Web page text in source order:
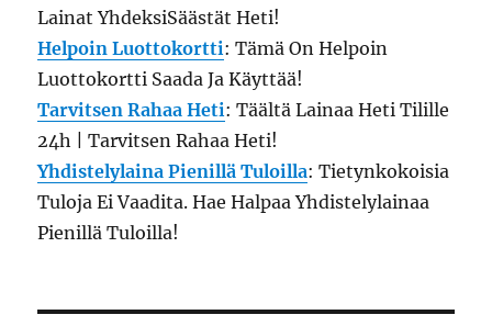
Lainat YhdeksiSäästät Heti!
Helpoin Luottokortti: Tämä On Helpoin
Luottokortti Saada Ja Käyttää!
Tarvitsen Rahaa Heti: Täältä Lainaa Heti Tilille
24h | Tarvitsen Rahaa Heti!
Yhdistelylaina Pienillä Tuloilla: Tietynkokoisia
Tuloja Ei Vaadita. Hae Halpaa Yhdistelylainaa
Pienillä Tuloilla!